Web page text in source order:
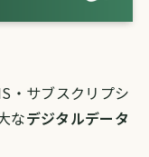
・サブスクリプシ
なデジタルデータ